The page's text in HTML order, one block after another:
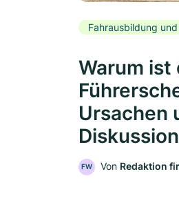
Fahrausbildung
Warum ist
Ursachen
Diskussion
FW Von Redaktion